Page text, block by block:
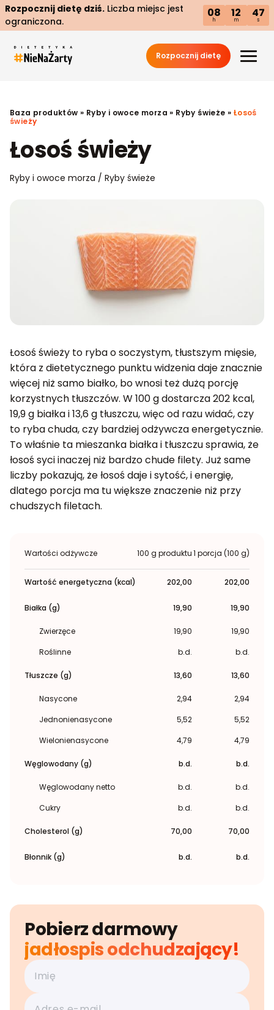
Rozpocznij dietę dziś. Liczba miejsc jest
ograniczona.
08
h
12
m
47
s
Rozpocznij dietę
Baza produktów » Ryby i owoce morza » Ryby świeże » Łosoś
świeży
Łosoś świeży
Ryby i owoce morza / Ryby świeże
Łosoś świeży to ryba o soczystym, tłustszym mięsie,
która z dietetycznego punktu widzenia daje znacznie
więcej niż samo białko, bo wnosi też dużą porcję
korzystnych tłuszczów. W 100 g dostarcza 202 kcal,
19,9 g białka i 13,6 g tłuszczu, więc od razu widać, czy
to ryba chuda, czy bardziej odżywcza energetycznie.
To właśnie ta mieszanka białka i tłuszczu sprawia, że
łosoś syci inaczej niż bardzo chude filety. Już same
liczby pokazują, że łosoś daje i sytość, i energię,
dlatego porcja ma tu większe znaczenie niż przy
chudszych filetach.
Wartości odżywcze 100 g produktu1 porcja (100 g)
Wartość energetyczna (kcal) 202,00 202,00
Białka (g) 19,90 19,90
Zwierzęce 19,90
19,90
Roślinne
b.d. b.d.
Tłuszcze (g) 13,60 13,60
Nasycone 2,94
2,94
Jednonienasycone
5,52
5,52
Wielonienasycone
4,79 4,79
Węglowodany (g) b.d. b.d.
Węglowodany netto b.d.
b.d.
Cukry
b.d. b.d.
Cholesterol (g) 70,00 70,00
Błonnik (g) b.d. b.d.
Pobierz darmowy
jadłospis odchudzający!